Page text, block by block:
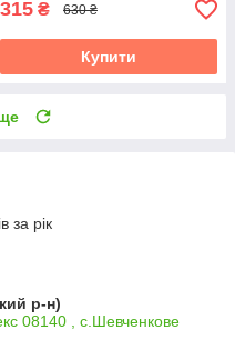
315 ₴ 630 ₴
Купити
за рік
р-н)
08140 , с.Шевченкове